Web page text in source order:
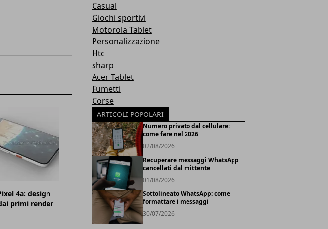
4a: design
primi render
Casual
Giochi sportivi
Motorola Tablet
Personalizzazione
Htc
sharp
Acer Tablet
Fumetti
Corse
ARTICOLI POPOLARI
Numero privato dal cellulare:
come fare nel 2026
02/08/2026
Recuperare messaggi WhatsApp
cancellati dal mittente
01/08/2026
Sottolineato WhatsApp: come
formattare i messaggi
30/07/2026